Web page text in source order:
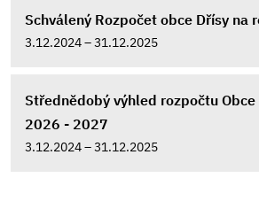
Schválený Rozpočet obce Dřísy na
3.12.2024 – 31.12.2025
Střednědobý výhled rozpočtu Obce
2026 - 2027
3.12.2024 – 31.12.2025